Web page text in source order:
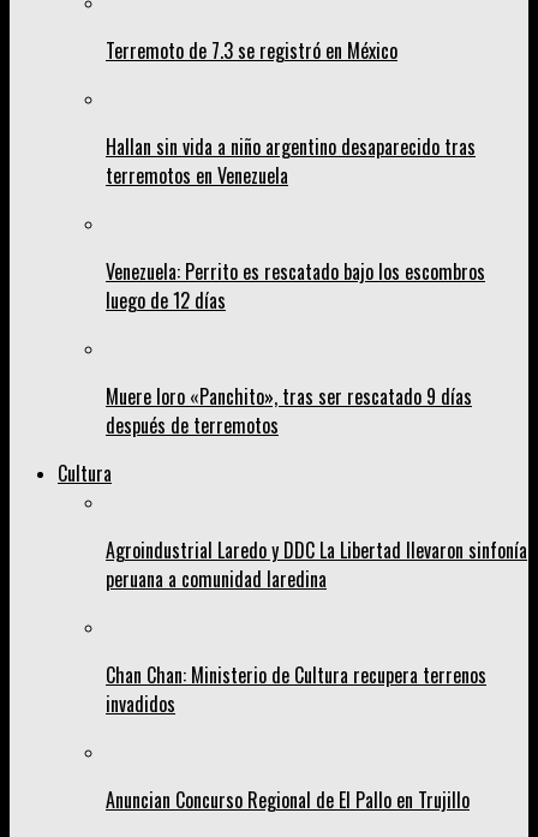
Terremoto de 7.3 se registró en México
Hallan sin vida a niño argentino desaparecido tras
terremotos en Venezuela
Venezuela: Perrito es rescatado bajo los escombros
luego de 12 días
Muere loro «Panchito», tras ser rescatado 9 días
después de terremotos
Cultura
Agroindustrial Laredo y DDC La Libertad llevaron sinfonía
peruana a comunidad laredina
Chan Chan: Ministerio de Cultura recupera terrenos
invadidos
Anuncian Concurso Regional de El Pallo en Trujillo